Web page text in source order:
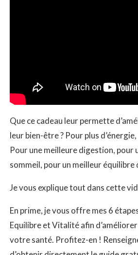
Que ce cadeau leur permette
leur bien-être ? Pour plus
Pour une meilleure digestion, pour
sommeil, pour un meilleur équilibre
Je vous explique tout dans cette
En prime, je vous offre mes 6
Equilibre et Vitalité afin
votre santé. Profitez-en !